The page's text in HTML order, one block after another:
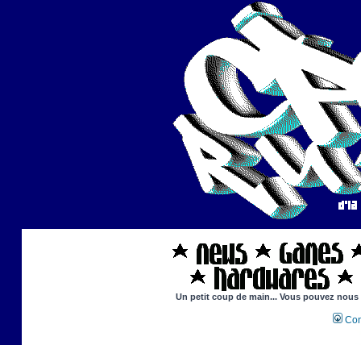
Un petit coup de main... Vous pouvez